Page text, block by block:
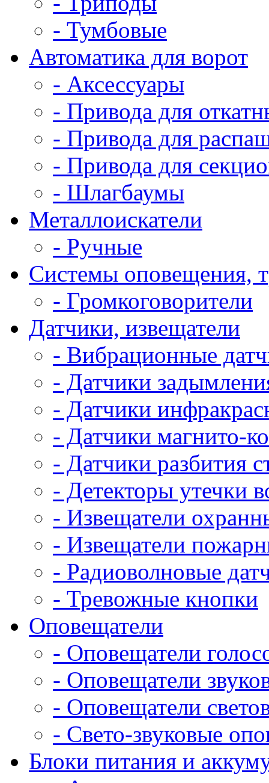
- Тумбовые
Автоматика для ворот
- Аксессуары
- Привода для
- Привода для
- Привода для
- Шлагбаумы
Металлоискатели
- Ручные
Системы оповещения,
- Громкоговорители
Датчики, извещатели
- Вибрационные
- Датчики
- Датчики
- Датчики магнито-
- Датчики разбития
- Детекторы утечки
- Извещатели
- Извещатели
- Радиоволновые
- Тревожные кнопки
Оповещатели
- Оповещатели
- Оповещатели
- Оповещатели
- Свето-звуковые
Блоки питания и